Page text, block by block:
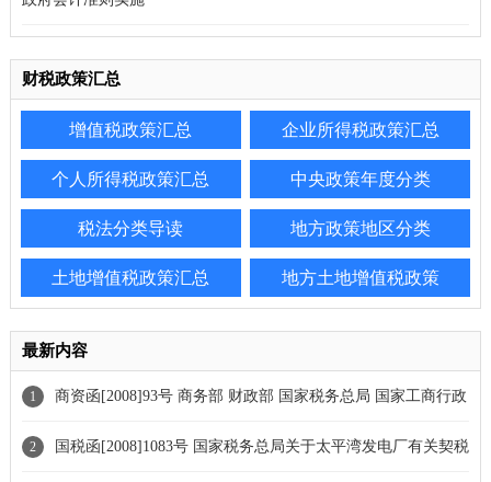
财税政策汇总
增值税政策汇总 企业所得税政策汇总
个人所得税政策汇总 中央政策年度分类
税法分类导读 地方政策地区分类
土地增值税政策汇总 地方土地增值税政策
最新内容
1 商资函[2008]93号 商务部 财政部 国家税务总局 国家工商行政
管理总局 国家统计局 国家外汇管理局关于开展2009年外商投资企
2 国税函[2008]1083号 国家税务总局关于太平湾发电厂有关契税